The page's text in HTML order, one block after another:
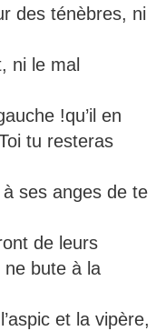
des ténèbres, ni
ni le mal
!qu’il en
tu resteras
ses anges de te
de leurs
ne bute à la
et la vipère,